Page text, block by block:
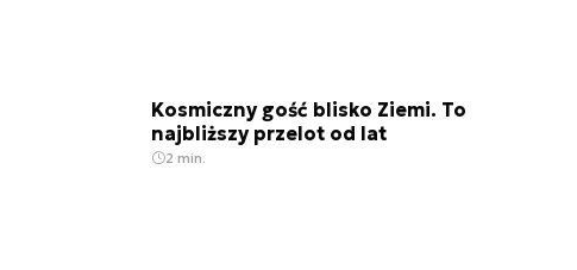
Kosmiczny gość blisko Ziemi. To
najbliższy przelot od lat
2 min.